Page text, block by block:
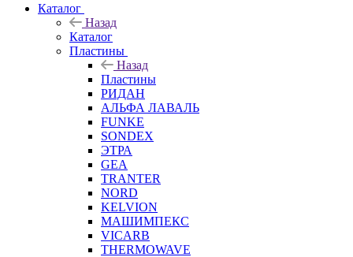
Каталог
Назад
Каталог
Пластины
Назад
Пластины
РИДАН
АЛЬФА ЛАВАЛЬ
FUNKE
SONDEX
ЭТРА
GEA
TRANTER
NORD
KELVION
МАШИМПЕКС
VICARB
THERMOWAVE